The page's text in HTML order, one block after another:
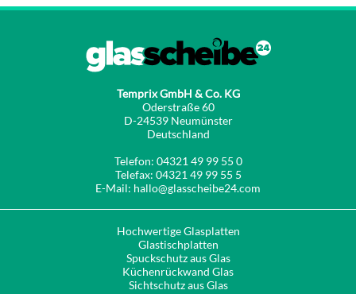
Temprix GmbH & Co. KG
Oderstraße 60
D-24539 Neumünster
Deutschland
Telefon: 04321 49 99 55 0
Telefax: 04321 49 99 55 5
E-Mail: hallo@glasscheibe24.com
Hochwertige Glasplatten
Glastischplatten
Spuckschutz aus Glas
Küchenrückwand Glas
Sichtschutz aus Glas